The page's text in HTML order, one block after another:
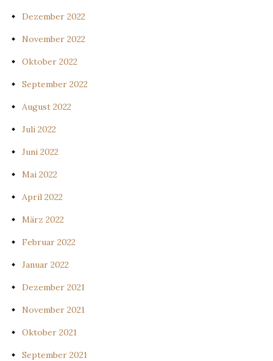
Dezember 2022
November 2022
Oktober 2022
September 2022
August 2022
Juli 2022
Juni 2022
Mai 2022
April 2022
März 2022
Februar 2022
Januar 2022
Dezember 2021
November 2021
Oktober 2021
September 2021